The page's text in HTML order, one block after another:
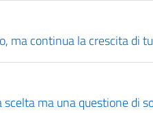
ma continua la crescita di
ma una questione di